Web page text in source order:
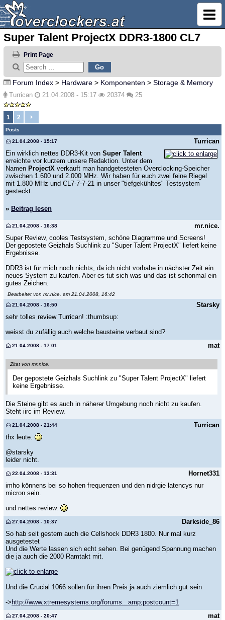
Super Talent ProjectX DDR3-1800 CL7
Print Page
Forum Index > Hardware > Komponenten > Storage & Memory
Turrican 21.04.2008 - 15:17 20374 25
1 2
Posts
Turrican
21.04.2008 - 15:17
Ein wirklich nettes DDR3-Kit von Super Talent
erreichte vor kurzem unsere Redaktion. Unter dem
Namen ProjectX verkauft man handgetesteten Overclocking-Speicher
zwischen 1.600 und 2.000 MHz. Wir haben für euch zwei feine Riegel
mit 1.800 MHz und CL7-7-7-21 in unser "tiefgekühltes" Testsystem
gesteckt.
» Beitrag lesen
mr.nice.
21.04.2008 - 16:38
Super Review, cooles Testsystem, schöne Diagramme und Screens!
Der gepostete Geizhals Suchlink zu "Super Talent ProjectX" liefert keine
Ergebnisse.
DDR3 ist für mich noch nichts, da ich nicht vorhabe in nächster Zeit ein
neues System zu kaufen. Aber es tut sich was und das ist schonmal ein
gutes Zeichen.
Bearbeitet von mr.nice. am 21.04.2008, 16:42
Starsky
21.04.2008 - 16:50
sehr tolles review Turrican! :thumbsup:
weisst du zufällig auch welche bausteine verbaut sind?
mat
21.04.2008 - 17:01
Zitat von mr.nice.
Der gepostete Geizhals Suchlink zu "Super Talent ProjectX" liefert
keine Ergebnisse.
Die Steine gibt es auch in näherer Umgebung noch nicht zu kaufen.
Steht iirc im Review.
Turrican
21.04.2008 - 21:44
thx leute.
@starsky
leider nicht.
Hornet331
22.04.2008 - 13:31
imho könnens bei so hohen frequenzen und den nidrgie latencys nur
micron sein.
und nettes review.
Darkside_86
27.04.2008 - 10:37
So hab seit gestern auch die Cellshock DDR3 1800. Nur mal kurz
ausgetestet
Und die Werte lassen sich echt sehen. Bei genügend Spannung machen
die ja auch die 2000 Ramtakt mit.
Und die Crucial 1066 sollen für ihren Preis ja auch ziemlich gut sein
->http://www.xtremesystems.org/forums...amp;postcount=1
mat
27.04.2008 - 20:47